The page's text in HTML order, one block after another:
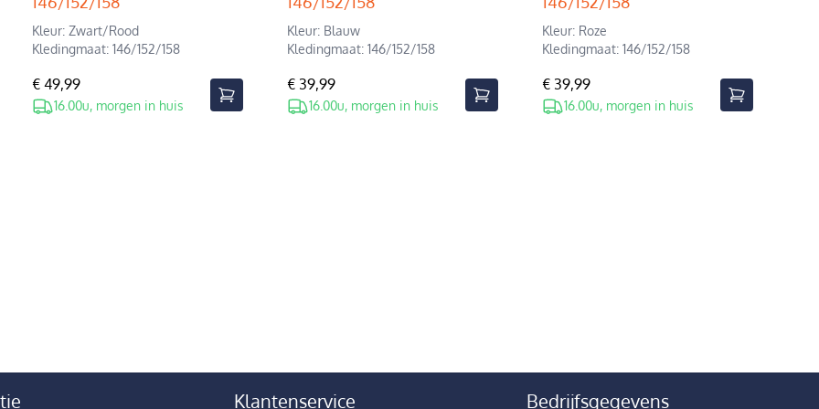
Kleur: Zwart/Rood
Kledingmaat: 146/152/158
€ 49,99
16.00u, morgen in huis
Kleur: Blauw
Kledingmaat: 146/152/158
€ 39,99
16.00u, morgen in huis
Kleur: Roze
Kledingmaat: 146/152/158
€ 39,99
16.00u, morgen in huis
Klantenservice Bedrijfsgegevens